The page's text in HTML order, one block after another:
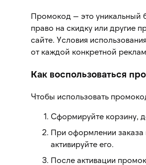
Промокод — это уникальный
право на скидку или другие
сайте. Условия
от каждой конкретной
Как воспользоваться
Чтобы использовать
Сформируйте корзину,
При оформлении заказа
активируйте его.
После активации